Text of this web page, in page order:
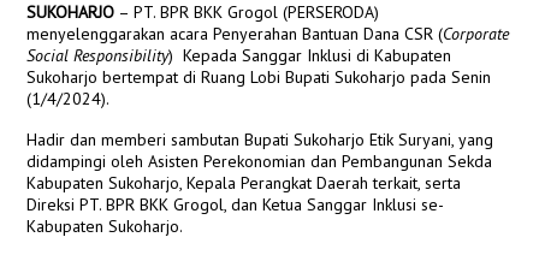
SUKOHARJO – PT. BPR BKK Grogol (PERSERODA)
menyelenggarakan acara Penyerahan Bantuan Dana CSR (Corporate
Social Responsibility) Kepada Sanggar Inklusi di Kabupaten
Sukoharjo bertempat di Ruang Lobi Bupati Sukoharjo pada Senin
(1/4/2024).
Hadir dan memberi sambutan Bupati Sukoharjo Etik Suryani, yang
didampingi oleh Asisten Perekonomian dan Pembangunan Sekda
Kabupaten Sukoharjo, Kepala Perangkat Daerah terkait, serta
Direksi PT. BPR BKK Grogol, dan Ketua Sanggar Inklusi se-
Kabupaten Sukoharjo.